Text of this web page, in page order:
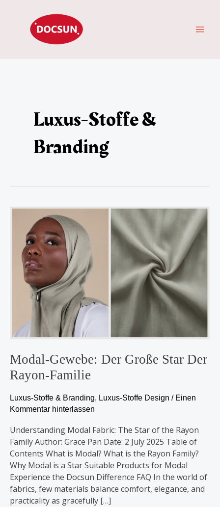
springen
Luxus-Stoffe &
Branding
Modal-Gewebe: Der Große Star Der
Rayon-Familie
Luxus-Stoffe & Branding, Luxus-Stoffe Design / Einen
Kommentar hinterlassen
Understanding Modal Fabric: The Star of the Rayon
Family Author: Grace Pan Date: 2 July 2025 Table of
Contents What is Modal? What is the Rayon Family?
Why Modal is a Star Suitable Products for Modal
Experience the Docsun Difference FAQ In the world of
fabrics, few materials balance comfort, elegance, and
practicality as gracefully […]
Modal-
Gewebe:
große
Star
Rayon-
Familie